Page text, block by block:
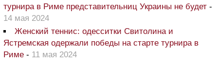
турнира в Риме представительниц Украины не будет -
14 мая 2024
Женский теннис: одесситки Свитолина и
Ястремская одержали победы на старте турнира в
Риме - 11 мая 2024